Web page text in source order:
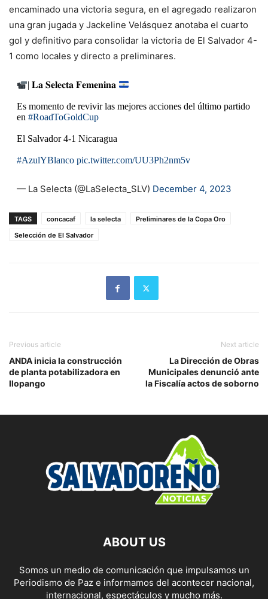
encaminado una victoria segura, en el agregado realizaron
una gran jugada y Jackeline Velásquez anotaba el cuarto
gol y definitivo para consolidar la victoria de El Salvador 4-
1 como locales y directo a preliminares.
| 𝐋𝐚 𝐒𝐞𝐥𝐞𝐜𝐭𝐚 𝐅𝐞𝐦𝐞𝐧𝐢𝐧𝐚
Es momento de revivir las mejores acciones del último partido
en #RoadToGoldCup
El Salvador 4-1 Nicaragua
#AzulYBlanco pic.twitter.com/UU3Ph2nm5v
— La Selecta (@LaSelecta_SLV) December 4, 2023
TAGS concacaf la selecta
Preliminares de la Copa Oro
Selección de El Salvador
Previous article
ANDA inicia la construcción
de planta potabilizadora en
Ilopango
Next article
La Dirección de Obras
Municipales denunció ante
la Fiscalía actos de soborno
ABOUT US
Somos un medio de comunicación que impulsamos un
Periodismo de Paz e informamos del acontecer nacional,
internacional, espectáculos y mucho más.